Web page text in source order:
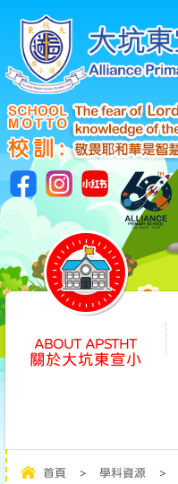
關於大坑東宣小
首頁 > 學科資源 >